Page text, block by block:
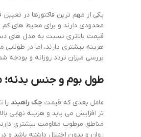
یکی از مهم ترین فاکتورها در
محدودی دارند و برای محیط های کم
قیمت بالاتری نسبت به مدل های
هزینه بیشتری دارند، اما در
بررسی میزان تردد روزانه و
طول بوم و جنس بدنه؛
عامل بعدی که قیمت جک راهبند
تر افزایش می یابد و هزینه نهایی
مناطق مرطوب مقاومت بیشتری
روان و بدون اختلال داشته باشد و